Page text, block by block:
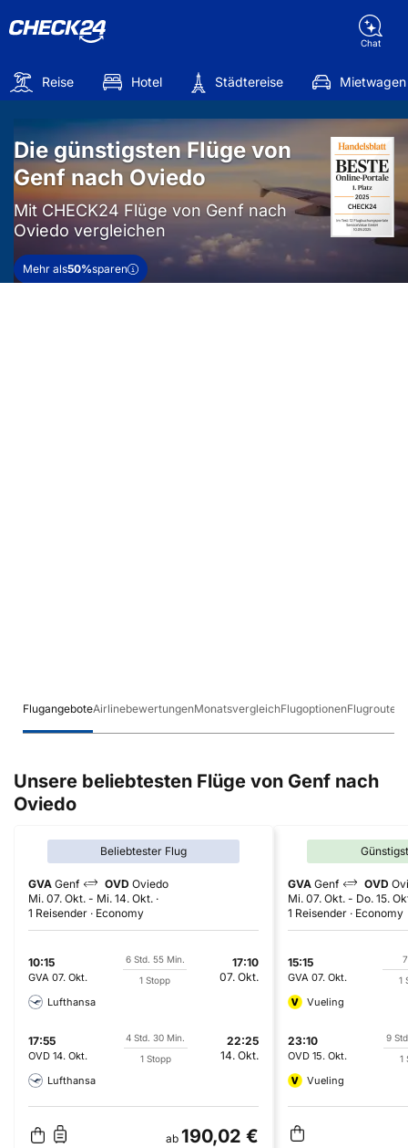
Chat
Reise Hotel Städtereise Mietwagen
Die günstigsten Flüge von
Genf nach Oviedo
Mit CHECK24 Flüge von Genf nach
Oviedo vergleichen
Mehr als50%sparen
FlugangeboteAirlinebewertungenMonatsvergleichFlugoptionenFlugrouten
Unsere beliebtesten Flüge von Genf nach
Oviedo
Beliebtester Flug
GVA Genf OVD Oviedo
Mi. 07. Okt. - Mi. 14. Okt.
1 Reisender
Economy
10:15
GVA 07. Okt.
6 Std. 55 Min.
1 Stopp
17:10
07. Okt.
Lufthansa
17:55
OVD 14. Okt.
4 Std. 30 Min.
1 Stopp
22:25
14. Okt.
Lufthansa
ab 190,02 €
GVA Genf OVD
Mi. 07. Okt. - Do. 15.
1 Reisender
Economy
15:15
GVA 07. Okt.
1
Vueling
23:10
OVD 15. Okt.
9
1
Vueling